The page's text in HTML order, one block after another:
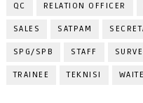
QC RELATION OFFICER
SALES SATPAM
SPG/SPB STAFF
TRAINEE TEKNISI